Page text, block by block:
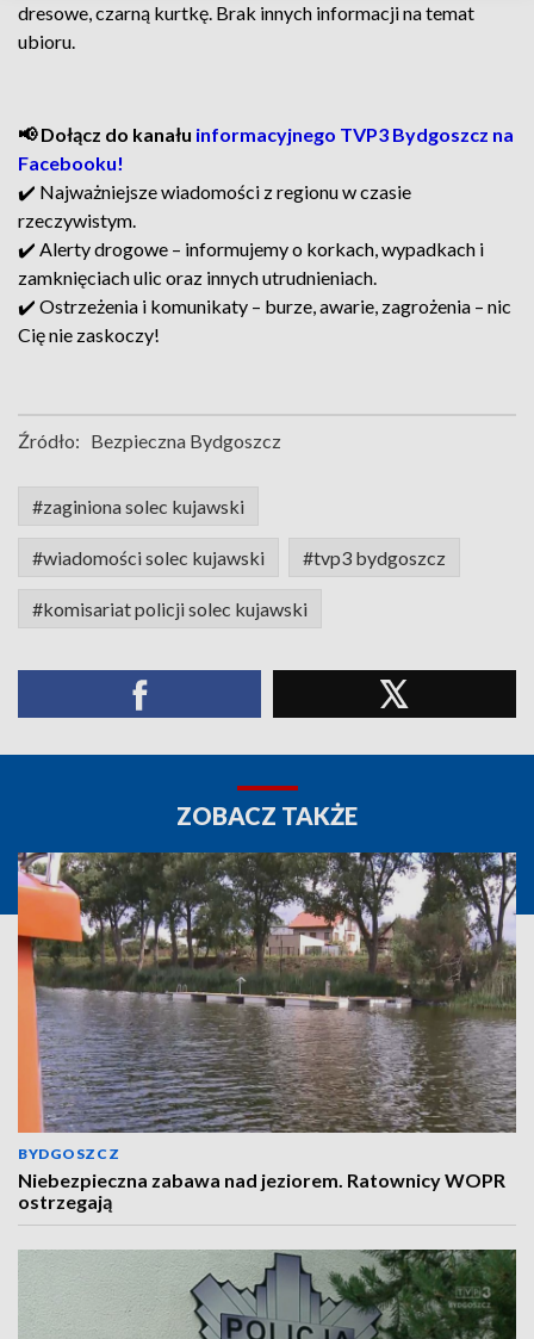
dresowe, czarną kurtkę. Brak innych informacji na temat
ubioru.
📢 Dołącz do kanału informacyjnego TVP3 Bydgoszcz na
Facebooku!
✔️ Najważniejsze wiadomości z regionu w czasie
rzeczywistym.
✔️ Alerty drogowe – informujemy o korkach, wypadkach i
zamknięciach ulic oraz innych utrudnieniach.
✔️ Ostrzeżenia i komunikaty – burze, awarie, zagrożenia – nic
Cię nie zaskoczy!
Źródło: Bezpieczna Bydgoszcz
#zaginiona solec kujawski
#wiadomości solec kujawski #tvp3 bydgoszcz
#komisariat policji solec kujawski
ZOBACZ TAKŻE
BYDGOSZCZ
Niebezpieczna zabawa nad jeziorem. Ratownicy WOPR
ostrzegają